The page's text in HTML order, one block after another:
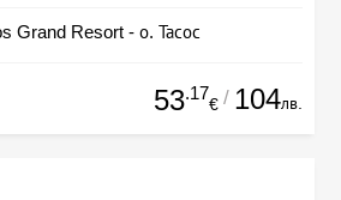
Grand Resort - о. Тасос
53.17
€ / 104лв.